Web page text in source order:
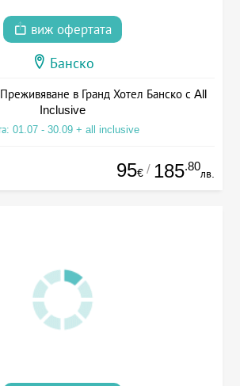
виж офертата
Банско
в Гранд Хотел Банско с All
Inclusive
01.07 - 30.09 + all inclusive
95€ / 185.80
лв.